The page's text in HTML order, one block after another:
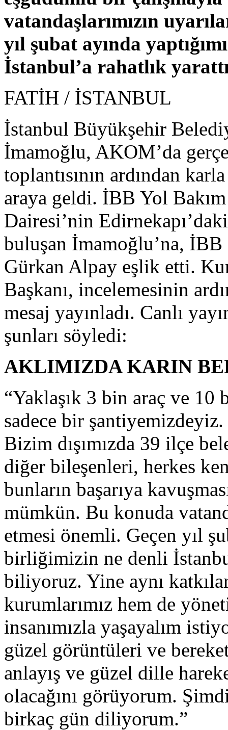
vatandaşlarımızın
yıl şubat ayında
İstanbul’a rahatlık
FATİH / İSTANBUL
İstanbul Büyükşehir
İmamoğlu, AKOM’da
toplantısının ardından
araya geldi. İBB Yol
Dairesi’nin
buluşan İmamoğlu’na, İBB
Gürkan Alpay eşlik etti.
Başkanı, incelemesinin
mesaj yayınladı. Canlı
şunları söyledi:
AKLIMIZDA KARIN
“Yaklaşık 3 bin araç ve 10
sadece bir şantiyemizdeyiz.
Bizim dışımızda 39 ilçe
diğer bileşenleri, herkes
bunların başarıya
mümkün. Bu konuda
etmesi önemli. Geçen yıl
birliğimizin ne denli
biliyoruz. Yine aynı
kurumlarımız hem de
insanımızla yaşayalım
güzel görüntüleri ve
anlayış ve güzel dille
olacağını görüyorum.
birkaç gün diliyorum.”